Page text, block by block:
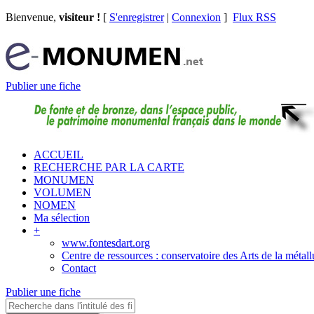
Bienvenue, visiteur ! [ S'enregistrer| Connexion ] Flux RSS
Publier une fiche
ACCUEIL
RECHERCHE PAR LA CARTE
MONUMEN
VOLUMEN
NOMEN
Ma sélection
+
www.fontesdart.org
Centre de ressources : conservatoire des Arts de la
Contact
Publier une fiche